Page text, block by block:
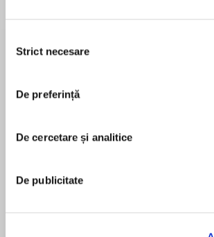
consimțământului
Strict necesare
De preferință
De cercetare și analitice
De publicitate
Elita de Argint (Elita
de...
Dani Francis
Desprecarte
sidekicks but the truth is